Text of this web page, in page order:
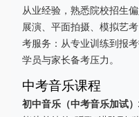
从业经验，熟悉院校招生
展演、平面拍摄、模拟艺
考服务：从专业训练到报
学员与家长备考压力。
中考音乐课程
初中音乐（中考音乐加试）